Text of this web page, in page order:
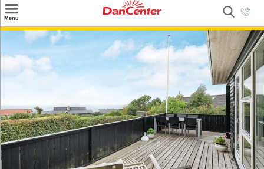
Menu
Tilbud
Info
Service
Kontakt